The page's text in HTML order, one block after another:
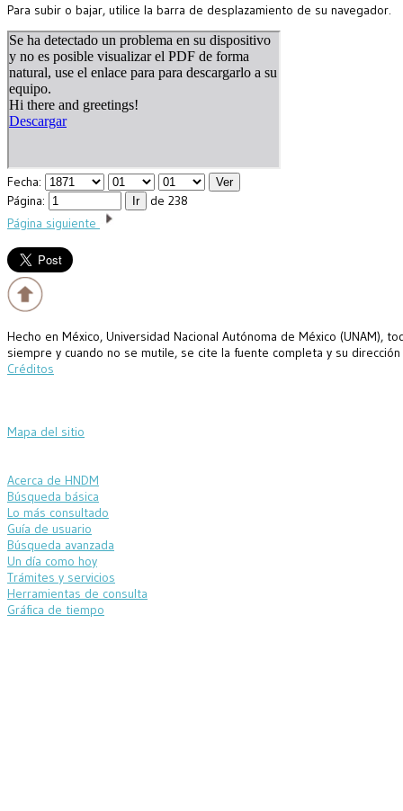
Para subir o bajar, utilice la barra de desplazamiento de su navegador.
Fecha:
Página:
de 238
Página siguiente
Hecho en México, Universidad Nacional Autónoma de México
siempre y cuando no se mutile, se cite la fuente completa y su
Créditos
Mapa del sitio
Acerca de HNDM
Búsqueda básica
Lo más consultado
Guía de usuario
Búsqueda avanzada
Un día como hoy
Trámites y servicios
Herramientas de consulta
Gráfica de tiempo